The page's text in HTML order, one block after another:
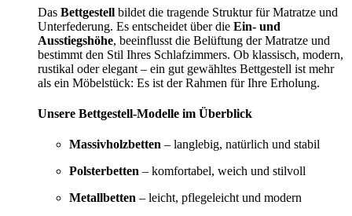
Das Bettgestell bildet die tragende Struktur für Matratze und
Unterfederung. Es entscheidet über die Ein- und
Ausstiegshöhe, beeinflusst die Belüftung der Matratze und
bestimmt den Stil Ihres Schlafzimmers. Ob klassisch, modern,
rustikal oder elegant – ein gut gewähltes Bettgestell ist mehr
als ein Möbelstück: Es ist der Rahmen für Ihre Erholung.
Unsere Bettgestell-Modelle im Überblick
Massivholzbetten – langlebig, natürlich und stabil
Polsterbetten – komfortabel, weich und stilvoll
Metallbetten – leicht, pflegeleicht und modern